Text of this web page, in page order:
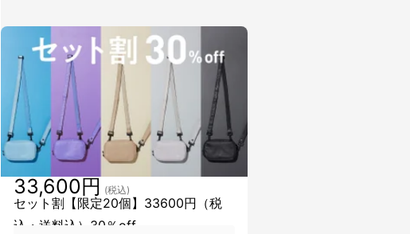
セット割【限定20個】33600円（税
込・送料込）30％off
33,600円 (税込)